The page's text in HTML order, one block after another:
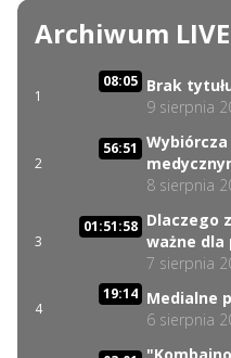
Archiwum LIVE
1
08:05 Brak
9 sierpnia
2
56:51
8 sierpnia
3
01:51:58 Dlaczego
ważne dla
7 sierpnia
4
19:14 Medialne
6 sierpnia